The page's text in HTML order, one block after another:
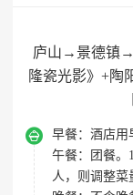
庐山→景德镇→
隆瓷光影》+陶
 早餐： 酒店用
午餐：
团餐。
人，则调整菜